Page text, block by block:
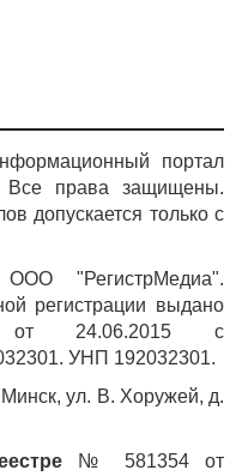
портал
права защищены.
допускается только с
"РегистрМедиа".
регистрации выдано
от 24.06.2015 с
УНП 192032301.
Минск, ул. В. Хоружей, д.
№ 581354 от